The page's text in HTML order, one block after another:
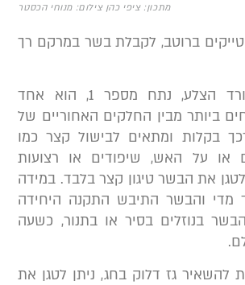
מתכון: ציפי כהן צילום: מנוחי הכסטר
ברוטב, לקבלת בשר במרקם רך
האנטריקוט או ורד הצלע, נתח מספר 1, הוא אחד
מבין החלקים האחוריים של
ומתאים לבישול קצר כמו
על האש, שיפודים או רצועות
את הבשר טיגון קצר בלבד. במידה
והבשר התיבש התקנה היחידה
בסיר או בתנור, כשעה
גז דלוק בחג, ניתן לטגן את